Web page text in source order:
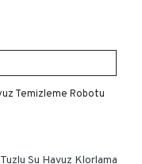
Temizleme Robotu